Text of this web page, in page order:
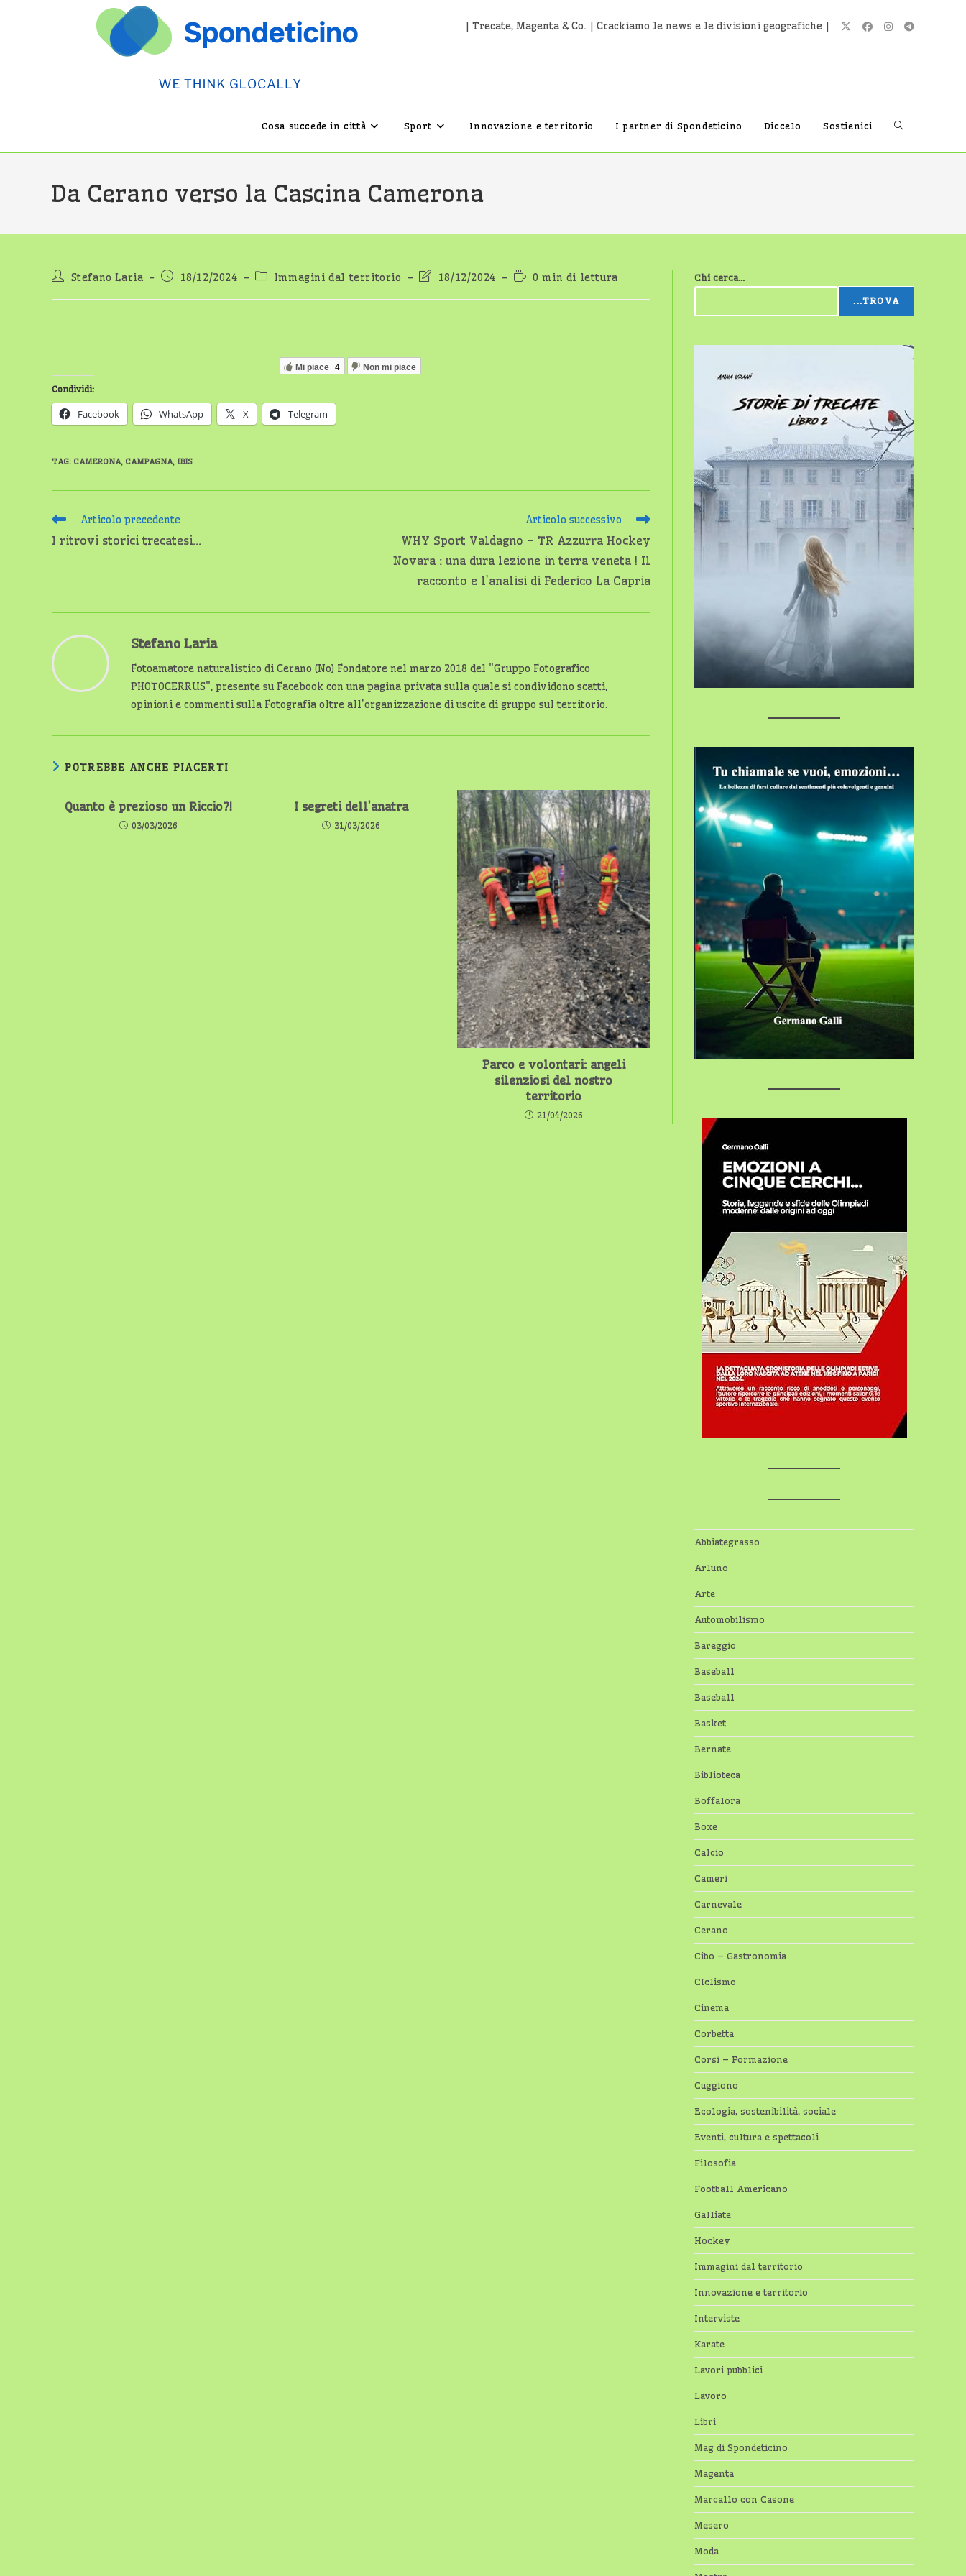
| Trecate, Magenta & Co. | Crackiamo le news e le divisioni geografiche |
Cosa succede in città Sport Innovazione e territorio I partner di Spondeticino Diccelo Sostienici Attiva/
ricerca
sul
Da Cerano verso la Cascina Camerona
AutoreStefano Laria
Articolo
18/12/2024
Categoria
Immagini dal territorio
Ultima
dell'articolo:
18/12/2024
Tempo
lettura:
0 min di lettura
Mi piace 4 Non mi piace
Condividi:
Facebook WhatsApp X Telegram
TAG: CAMERONA, CAMPAGNA, IBIS
Leggi
articoli
Articolo precedente
I ritrovi storici trecatesi…
Articolo successivo
WHY Sport Valdagno – TR Azzurra Hockey
Novara : una dura lezione in terra veneta ! Il
racconto e l’analisi di Federico La Capria
Stefano Laria
Fotoamatore naturalistico di Cerano (No) Fondatore nel marzo 2018 del "Gruppo Fotografico
PHOTOCERRUS", presente su Facebook con una pagina privata sulla quale si condividono scatti,
opinioni e commenti sulla Fotografia oltre all'organizzazione di uscite di gruppo sul territorio.
POTREBBE ANCHE PIACERTI
Quanto è prezioso un Riccio?!
03/03/2026
I segreti dell’anatra
31/03/2026
Parco e volontari: angeli
silenziosi del nostro
territorio
21/04/2026
Chi cerca...
...TROVA
Abbiategrasso
Arluno
Arte
Automobilismo
Bareggio
Baseball
Baseball
Basket
Bernate
Biblioteca
Boffalora
Boxe
Calcio
Cameri
Carnevale
Cerano
Cibo – Gastronomia
CIclismo
Cinema
Corbetta
Corsi – Formazione
Cuggiono
Ecologia, sostenibilità, sociale
Eventi, cultura e spettacoli
Filosofia
Football Americano
Galliate
Hockey
Immagini dal territorio
Innovazione e territorio
Interviste
Karate
Lavori pubblici
Lavoro
Libri
Mag di Spondeticino
Magenta
Marcallo con Casone
Mesero
Moda